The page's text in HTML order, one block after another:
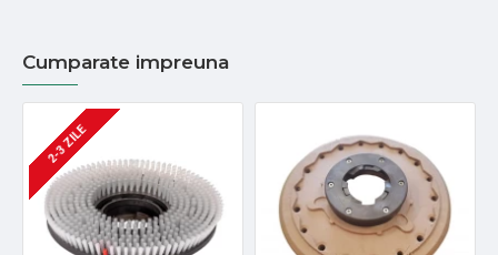
Cumparate impreuna
2-3 ZILE